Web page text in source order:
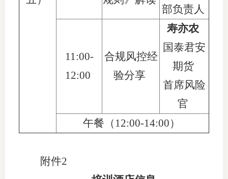
部负责人
11:00-
12:00
合规风控经
验分享
寿亦农
国泰君安
期货
首席风险
官
午餐（ 12:00-14:00）
附件2